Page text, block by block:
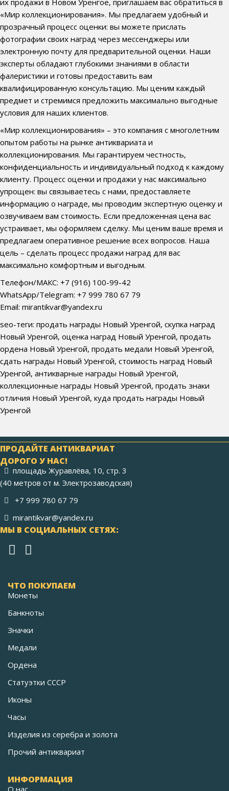
их продажи в Новом Уренгое, приглашаем вас обратиться в
«Мир коллекционирования». Мы предлагаем удобный и
прозрачный процесс оценки: вы можете прислать
фотографии своих наград через мессенджеры или
электронную почту для предварительной оценки. Наши
эксперты обладают глубокими знаниями в области
фалеристики и готовы предоставить вам
квалифицированную консультацию. Мы ценим каждый
предмет и стремимся предложить максимально выгодные
условия для наших клиентов.
«Мир коллекционирования» – это компания с многолетним
опытом работы на рынке антиквариата и
коллекционирования. Мы гарантируем честность,
конфиденциальность и индивидуальный подход к каждому
клиенту. Процесс оценки и продажи у нас максимально
упрощен: вы связываетесь с нами, предоставляете
информацию о награде, мы проводим экспертную оценку и
озвучиваем вам стоимость. Если предложенная цена вас
устраивает, мы оформляем сделку. Мы ценим ваше время и
предлагаем оперативное решение всех вопросов. Наша
цель – сделать процесс продажи наград для вас
максимально комфортным и выгодным.
Телефон/МАКС: +7 (916) 100-99-42
WhatsApp/Telegram: +7 999 780 67 79
Email: mirantikvar@yandex.ru
seo-теги: продать награды Новый Уренгой, скупка наград
Новый Уренгой, оценка наград Новый Уренгой, продать
ордена Новый Уренгой, продать медали Новый Уренгой,
сдать награды Новый Уренгой, стоимость наград Новый
Уренгой, антикварные награды Новый Уренгой,
коллекционные награды Новый Уренгой, продать знаки
отличия Новый Уренгой, куда продать награды Новый
Уренгой
ПРОДАЙТЕ АНТИКВАРИАТ
ДОРОГО У НАС!
площадь Журавлёва, 10, стр. 3
(40 метров от м. Электрозаводская)
+7 999 780 67 79
mirantikvar@yandex.ru
МЫ В СОЦИАЛЬНЫХ СЕТЯХ:
ЧТО ПОКУПАЕМ
Монеты
Банкноты
Значки
Медали
Ордена
Статуэтки СССР
Иконы
Часы
Изделия из серебра и золота
Прочий антиквариат
ИНФОРМАЦИЯ
О нас